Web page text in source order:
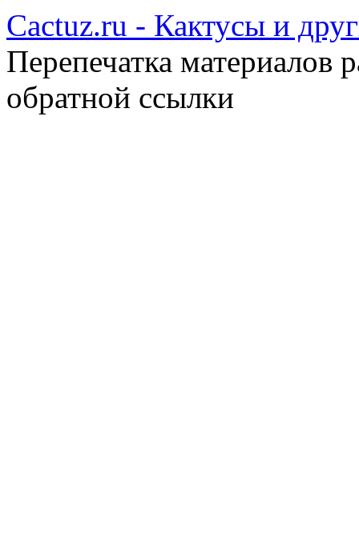
Cactuz.ru - Кактусы и
Перепечатка материалов
обратной ссылки